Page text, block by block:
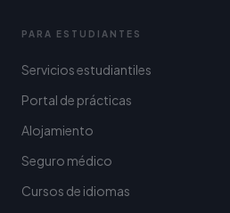
PARA ESTUDIANTES
Servicios estudiantiles
Portal de prácticas
Alojamiento
Seguro médico
Cursos de idiomas